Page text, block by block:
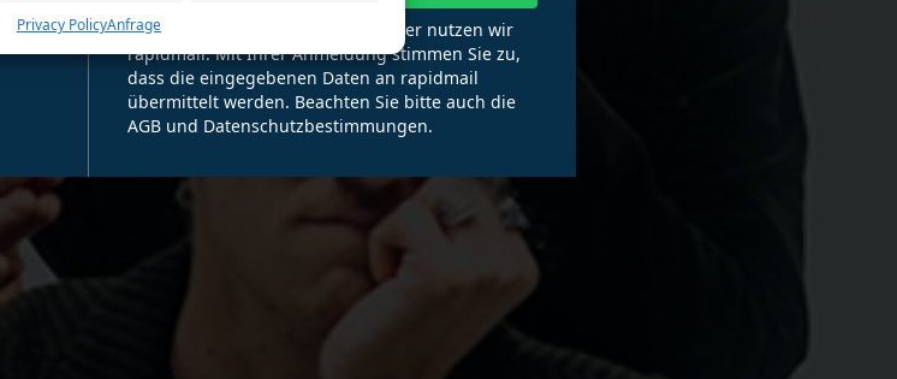
Privacy PolicyAnfrage
Für den Versand unserer Newsletter nutzen wir
rapidmail. Mit Ihrer Anmeldung stimmen Sie zu,
dass die eingegebenen Daten an rapidmail
übermittelt werden. Beachten Sie bitte auch die
AGB und Datenschutzbestimmungen.